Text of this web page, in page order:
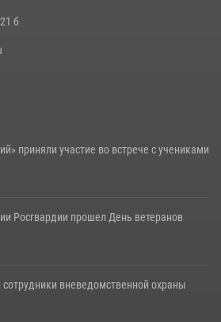
обеспечили правопорядок при
Суздале
б
приняли участие во встрече с учениками
Росгвардии прошел День ветеранов
вневедомственной охраны